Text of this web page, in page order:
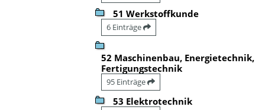
51 Werkstoffkunde
6 Einträge
52 Maschinenbau, Energietechnik,
Fertigungstechnik
95 Einträge
53 Elektrotechnik